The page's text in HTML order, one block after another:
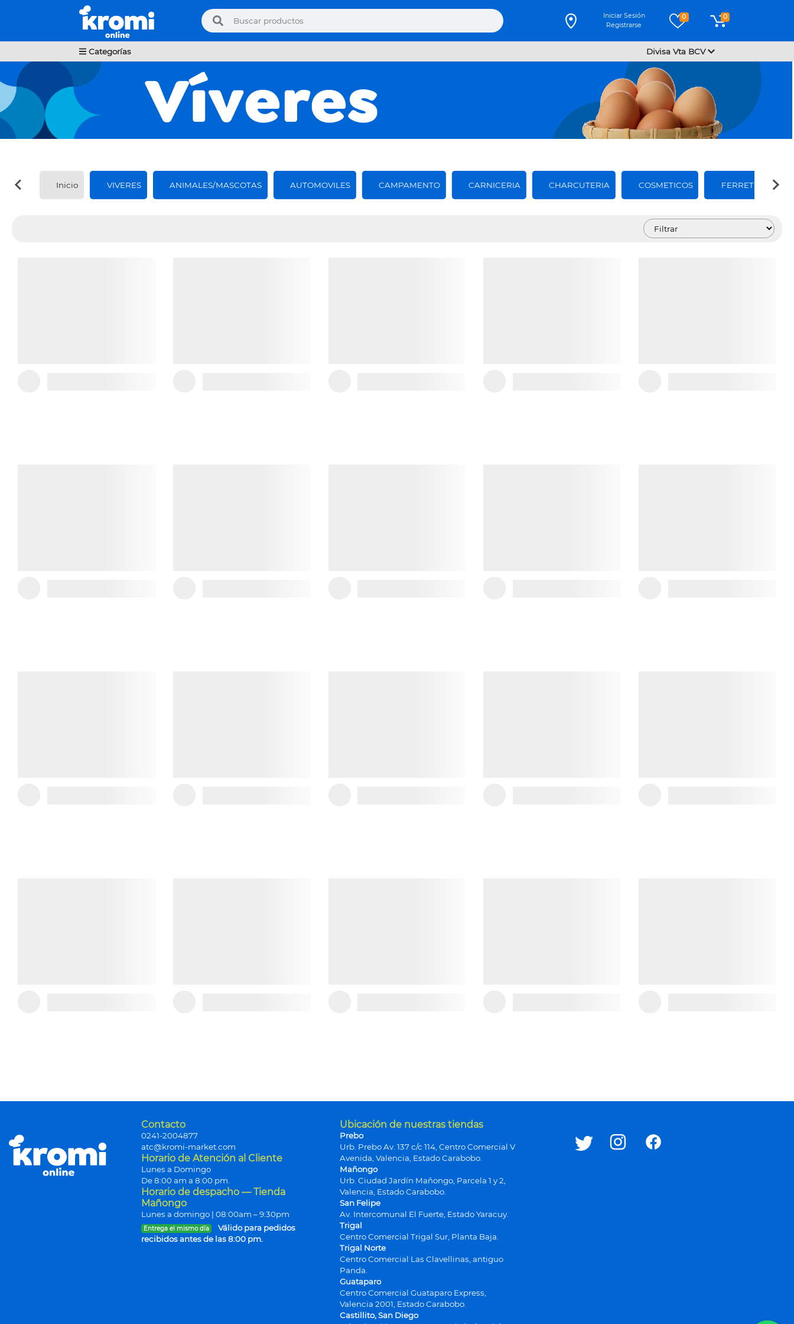
Iniciar Sesión
Registrarse
0 0
Categorías Divisa Vta BCV
Inicio VIVERES ANIMALES/MASCOTAS AUTOMOVILES CAMPAMENTO CARNICERIA CHARCUTERIA COSMETICOS FERRETERIA
Contacto
0241-2004877
atc@kromi-market.com
Horario de Atención al Cliente
Lunes a Domingo
De 8:00 am a 8:00 pm.
Horario de despacho — Tienda
Mañongo
Lunes a domingo | 08:00am – 9:30pm
Entrega el mismo día
Válido para pedidos
recibidos antes de las 8:00 pm.
Ubicación de nuestras tiendas
Prebo
Urb. Prebo Av. 137 c/c 114, Centro Comercial V
Avenida, Valencia, Estado Carabobo.
Mañongo
Urb. Ciudad Jardín Mañongo, Parcela 1 y 2,
Valencia, Estado Carabobo.
San Felipe
Av. Intercomunal El Fuerte, Estado Yaracuy.
Trigal
Centro Comercial Trigal Sur, Planta Baja.
Trigal Norte
Centro Comercial Las Clavellinas, antiguo
Panda.
Guataparo
Centro Comercial Guataparo Express,
Valencia 2001, Estado Carabobo.
Castillito, San Diego